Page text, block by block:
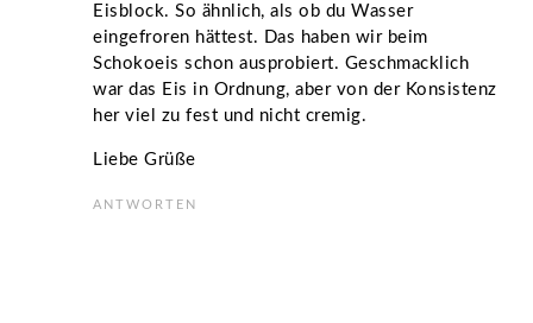
Eisblock. So ähnlich, als ob du Wasser
eingefroren hättest. Das haben wir beim
Schokoeis schon ausprobiert. Geschmacklich
war das Eis in Ordnung, aber von der Konsistenz
her viel zu fest und nicht cremig.
Liebe Grüße
ANTWORTEN